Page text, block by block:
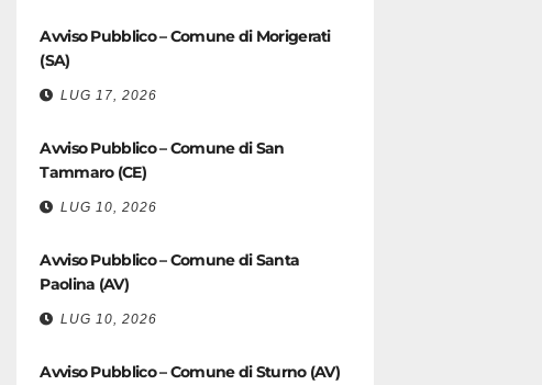
Avviso Pubblico – Comune di Morigerati
(SA)
LUG 17, 2026
Avviso Pubblico – Comune di San
Tammaro (CE)
LUG 10, 2026
Avviso Pubblico – Comune di Santa
Paolina (AV)
LUG 10, 2026
Avviso Pubblico – Comune di Sturno (AV)